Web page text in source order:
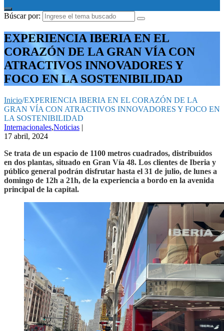
Búscar por:
EXPERIENCIA IBERIA EN EL
CORAZÓN DE LA GRAN VÍA CON
ATRACTIVOS INNOVADORES Y
FOCO EN LA SOSTENIBILIDAD
Inicio/EXPERIENCIA IBERIA EN EL CORAZÓN DE LA
GRAN VÍA CON ATRACTIVOS INNOVADORES Y FOCO EN
LA SOSTENIBILIDAD
Internacionales,Noticias |
17 abril, 2024
Se trata de un espacio de 1100 metros cuadrados, distribuidos
en dos plantas, situado en Gran Vía 48. Los clientes de Iberia y
público general podrán disfrutar hasta el 31 de julio, de lunes a
domingo de 12h a 21h, de la experiencia a bordo en la avenida
principal de la capital.